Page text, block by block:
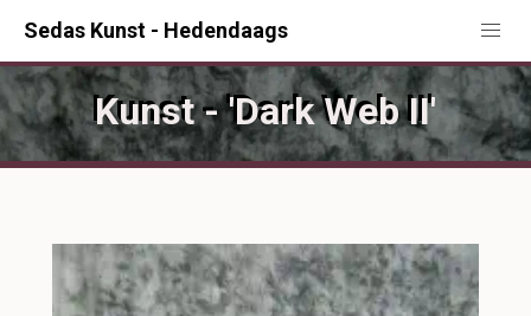
Sedas Kunst - Hedendaags
Kunst - 'Dark Web II'